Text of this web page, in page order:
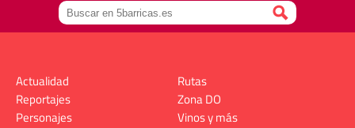
Actualidad
Reportajes
Personajes
Rutas
Zona DO
Vinos y más